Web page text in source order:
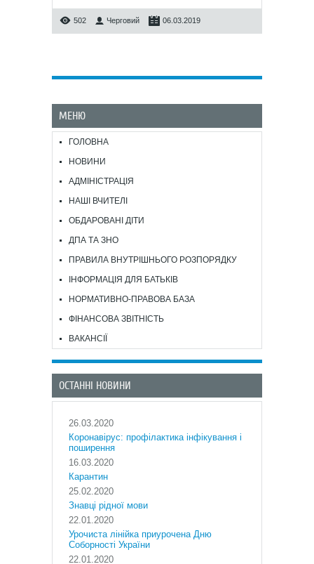
502 Черговий 06.03.2019
МЕНЮ
ГОЛОВНА
НОВИНИ
АДМІНІСТРАЦІЯ
НАШІ ВЧИТЕЛІ
ОБДАРОВАНІ ДІТИ
ДПА ТА ЗНО
ПРАВИЛА ВНУТРІШНЬОГО РОЗПОРЯДКУ
ІНФОРМАЦІЯ ДЛЯ БАТЬКІВ
НОРМАТИВНО-ПРАВОВА БАЗА
ФІНАНСОВА ЗВІТНІСТЬ
ВАКАНСІЇ
ОСТАННІ НОВИНИ
26.03.2020
Коронавірус: профілактика інфікування і
поширення
16.03.2020
Карантин
25.02.2020
Знавці рідної мови
22.01.2020
Урочиста лінійка приурочена Дню
Соборності України
22.01.2020